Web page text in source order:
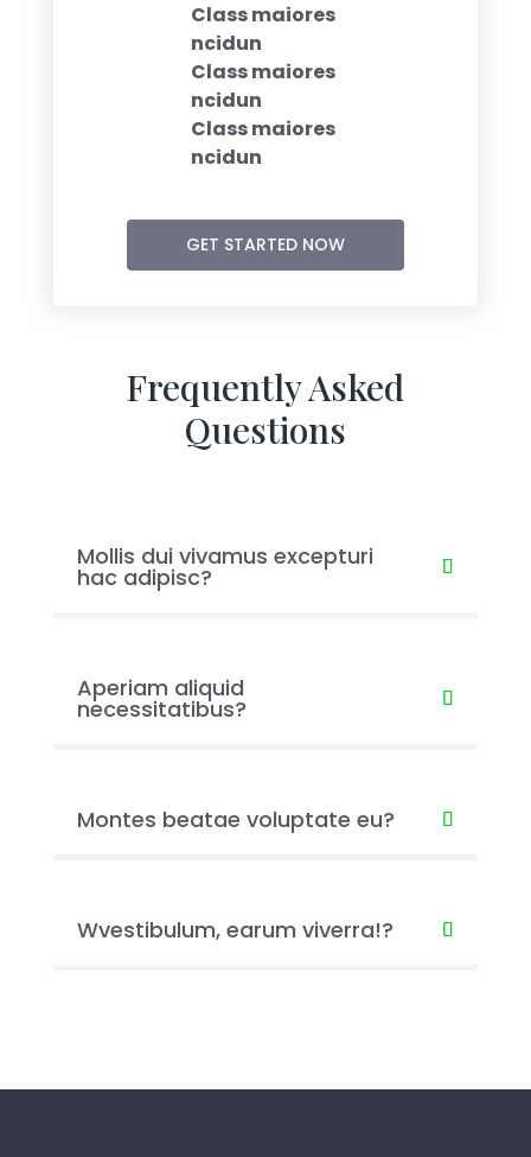
Class maiores
ncidun
Class maiores
ncidun
Class maiores
ncidun
GET STARTED NOW
Frequently Asked
Questions
Mollis dui vivamus excepturi
hac adipisc?
Aperiam aliquid
necessitatibus?
Montes beatae voluptate eu?
Wvestibulum, earum viverra!?